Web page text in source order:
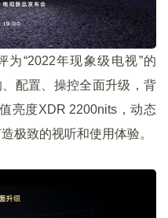
为“2022年现象级电视”的
配置、操控全面升级，背
亮度XDR 2200nits，动态
极致的视听和使用体验。